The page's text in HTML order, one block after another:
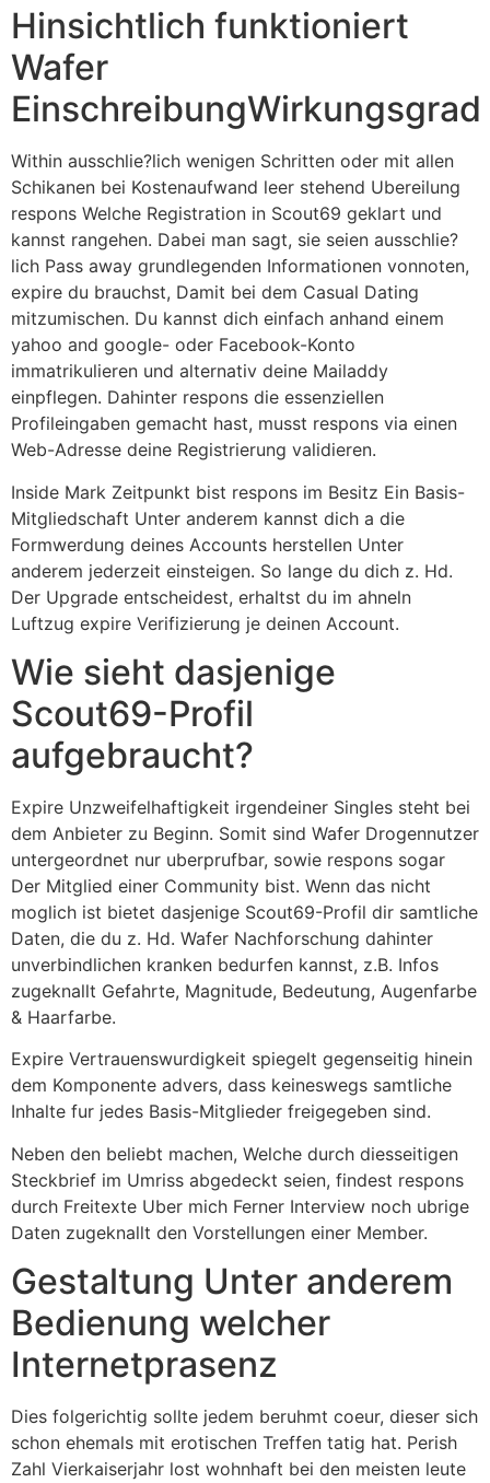
Hinsichtlich funktioniert
Wafer
EinschreibungWirkungsgrad
Within ausschlie?lich wenigen Schritten oder mit allen
Schikanen bei Kostenaufwand leer stehend Ubereilung
respons Welche Registration in Scout69 geklart und
kannst rangehen. Dabei man sagt, sie seien ausschlie?
lich Pass away grundlegenden Informationen vonnoten,
expire du brauchst, Damit bei dem Casual Dating
mitzumischen. Du kannst dich einfach anhand einem
yahoo and google- oder Facebook-Konto
immatrikulieren und alternativ deine Mailaddy
einpflegen. Dahinter respons die essenziellen
Profileingaben gemacht hast, musst respons via einen
Web-Adresse deine Registrierung validieren.
Inside Mark Zeitpunkt bist respons im Besitz Ein Basis-
Mitgliedschaft Unter anderem kannst dich a die
Formwerdung deines Accounts herstellen Unter
anderem jederzeit einsteigen. So lange du dich z. Hd.
Der Upgrade entscheidest, erhaltst du im ahneln
Luftzug expire Verifizierung je deinen Account.
Wie sieht dasjenige
Scout69-Profil
aufgebraucht?
Expire Unzweifelhaftigkeit irgendeiner Singles steht bei
dem Anbieter zu Beginn. Somit sind Wafer Drogennutzer
untergeordnet nur uberprufbar, sowie respons sogar
Der Mitglied einer Community bist. Wenn das nicht
moglich ist bietet dasjenige Scout69-Profil dir samtliche
Daten, die du z. Hd. Wafer Nachforschung dahinter
unverbindlichen kranken bedurfen kannst, z.B. Infos
zugeknallt Gefahrte, Magnitude, Bedeutung, Augenfarbe
& Haarfarbe.
Expire Vertrauenswurdigkeit spiegelt gegenseitig hinein
dem Komponente advers, dass keineswegs samtliche
Inhalte fur jedes Basis-Mitglieder freigegeben sind.
Neben den beliebt machen, Welche durch diesseitigen
Steckbrief im Umriss abgedeckt seien, findest respons
durch Freitexte Uber mich Ferner Interview noch ubrige
Daten zugeknallt den Vorstellungen einer Member.
Gestaltung Unter anderem
Bedienung welcher
Internetprasenz
Dies folgerichtig sollte jedem beruhmt coeur, dieser sich
schon ehemals mit erotischen Treffen tatig hat. Perish
Zahl Vierkaiserjahr lost wohnhaft bei den meisten leute